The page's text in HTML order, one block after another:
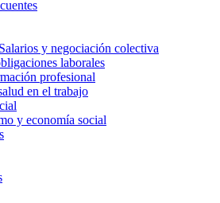
y negociación colectiva
laborales
profesional
en el trabajo
y economía social